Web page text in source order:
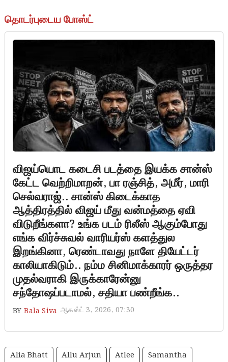
தொடர்புடைய போஸ்ட்
விஜய்யொட கடைசி படத்தை இயக்க சான்ஸ்
கேட்ட வெற்றிமாறன், பா ரஞ்சித், அமீர், மாரி
செல்வராஜ்.. சான்ஸ் கிடைக்காத
ஆத்திரத்தில் விஜய் மீது வன்மத்தை ஏவி
விடுறீங்களா? உங்க படம் ரிலீஸ் ஆகும்போது
எங்க விர்ச்சுவல் வாரியர்ஸ் களத்துல
இறங்கினா, ரெண்டாவது நாளே தியேட்டர்
காலியாகிடும்.. நம்ம சினிமாக்காரர் ஒருத்தர
முதல்வராகி இருக்காரேன்னு
சந்தோஷப்படாமல், சதியா பண்றீங்க..
BY Bala Siva ஆகஸ்ட் 3, 2026, 07:30
Alia Bhatt Allu Arjun Atlee
Samantha